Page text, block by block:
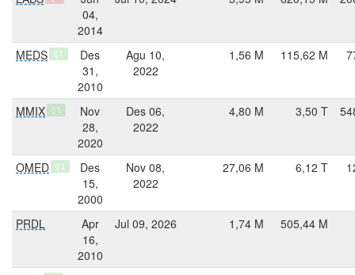
04,
2014
MEDS Q1
Des
31,
2010
Agu 10,
2022
1,56 M 115,62 M
MMIX Q1
Nov
28,
2020
Des 06,
2022
4,80 M 3,50 T
OMED Q1
Des
15,
2000
Nov 08,
2022
27,06 M 6,12 T
PRDL
Apr
16,
2010
Jul 09, 2026 1,74 M 505,44 M